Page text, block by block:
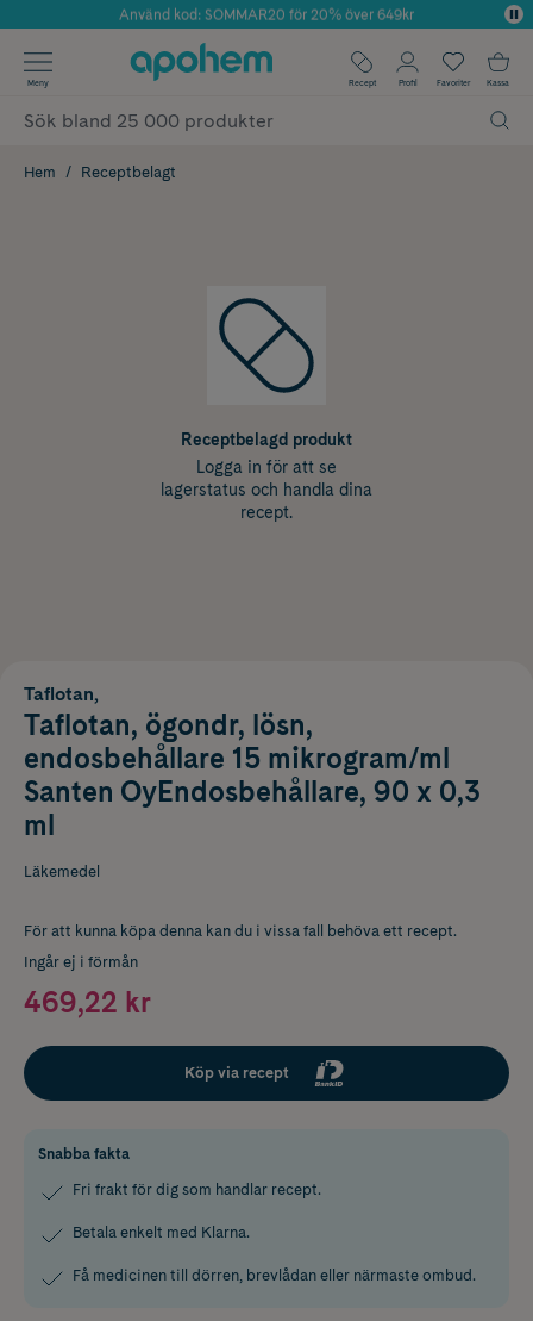
Årets Butik 2025 inom Skönhet
Använd kod: SOMMAR20 för 20% över 649kr
✓ Fri frakt
✓ Poäng på alla köp*
Meny Recept Profil Favoriter Kassa
Hem Receptbelagt
Receptbelagd produkt
Logga in för att se
lagerstatus och handla dina
recept.
Taflotan,
Taflotan, ögondr, lösn,
endosbehållare 15 mikrogram/ml
Santen OyEndosbehållare, 90 x 0,3
ml
Läkemedel
För att kunna köpa denna kan du i vissa fall behöva ett recept.
Ingår ej i förmån
469,22 kr
Köp via recept
Snabba fakta
Fri frakt för dig som handlar recept.
Betala enkelt med Klarna.
Få medicinen till dörren, brevlådan eller närmaste ombud.